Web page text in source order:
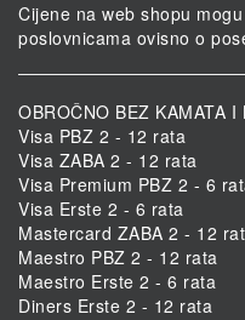
Cijene na web shopu
poslovnicama ovisno o
OBROČNO BEZ KAMATA I
Visa PBZ 2 - 12 rata
Visa ZABA 2 - 12 rata
Visa Premium PBZ 2 - 6
Visa Erste 2 - 6 rata
Mastercard ZABA 2 - 12
Maestro PBZ 2 - 12 rata
Maestro Erste 2 - 6 rata
Diners Erste 2 - 12 rata